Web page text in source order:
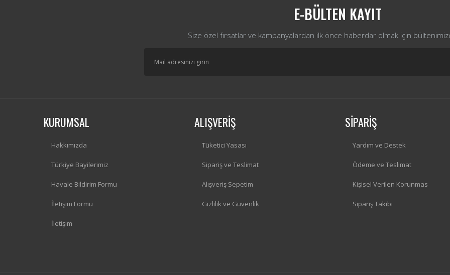
E-BÜLTEN KAYIT
Size özel fırsatlar ve kampanyalardan ilk önce haberdar olmak için
KURUMSAL
Hakkımızda
Türkiye Bayilerimiz
Havale Bildirim Formu
İletişim Formu
İletişim
ALIŞVERİŞ
Tüketici Yasası
Sipariş ve Teslimat
Alışveriş Sepetim
Gizlilik ve Güvenlik
SİPARİŞ
Yardım ve Destek
Ödeme ve Teslimat
Kişisel Verilen Korunmas
Sipariş Takibi